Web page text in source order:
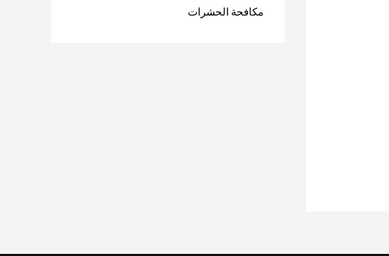
مكافحة الحشرات